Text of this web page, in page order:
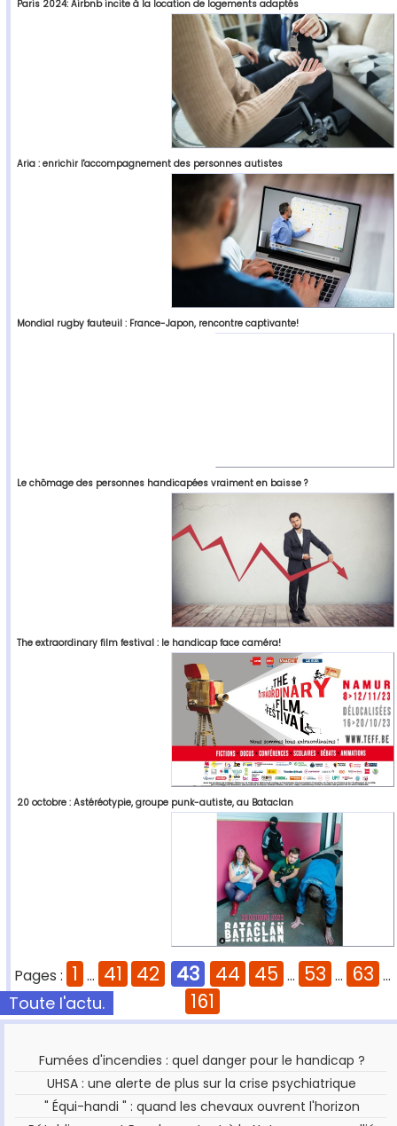
Paris 2024: Airbnb incite à la location de logements adaptés
Aria : enrichir l'accompagnement des personnes autistes
Mondial rugby fauteuil : France-Japon, rencontre captivante!
Le chômage des personnes handicapées vraiment en baisse ?
The extraordinary film festival : le handicap face caméra!
20 octobre : Astéréotypie, groupe punk-autiste, au Bataclan
Pages : 1 ... 41 42 43 44 45 ... 53 ... 63 ...
161
Toute l'actu.
Fumées d'incendies : quel danger pour le handicap ?
UHSA : une alerte de plus sur la crise psychiatrique
" Équi-handi " : quand les chevaux ouvrent l'horizon